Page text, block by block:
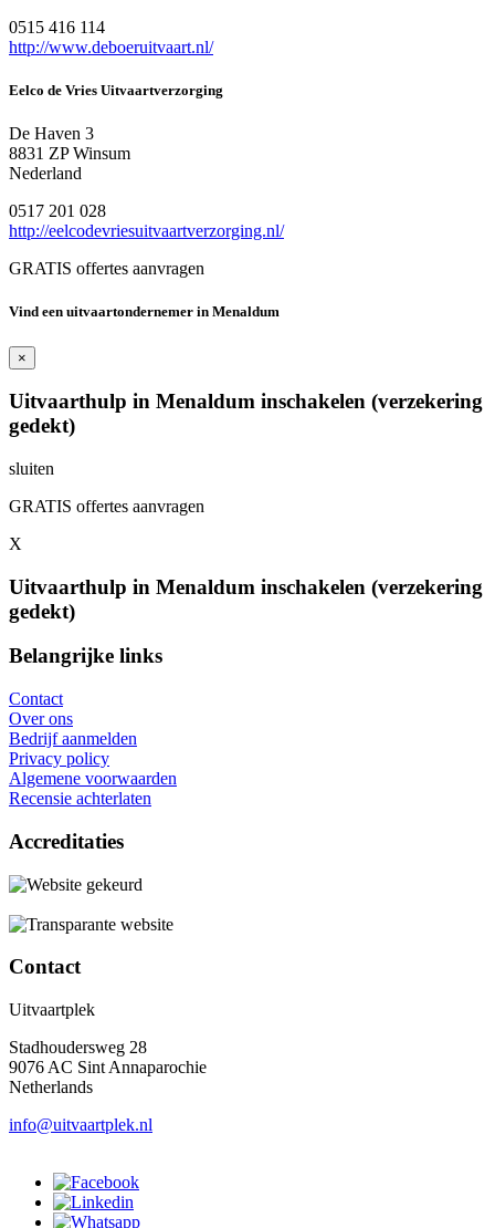
0515 416 114
http://www.deboeruitvaart.nl/
Eelco de Vries Uitvaartverzorging
De Haven 3
8831 ZP Winsum
Nederland
0517 201 028
http://eelcodevriesuitvaartverzorging.nl/
GRATIS offertes aanvragen
Vind een uitvaartondernemer in Menaldum
×
Uitvaarthulp in Menaldum inschakelen (verzekering
gedekt)
sluiten
GRATIS offertes aanvragen
X
Uitvaarthulp in Menaldum inschakelen (verzekering
gedekt)
Belangrijke links
Contact
Over ons
Bedrijf aanmelden
Privacy policy
Algemene voorwaarden
Recensie achterlaten
Accreditaties
Contact
Uitvaartplek
Stadhoudersweg 28
9076 AC Sint Annaparochie
Netherlands
info@uitvaartplek.nl